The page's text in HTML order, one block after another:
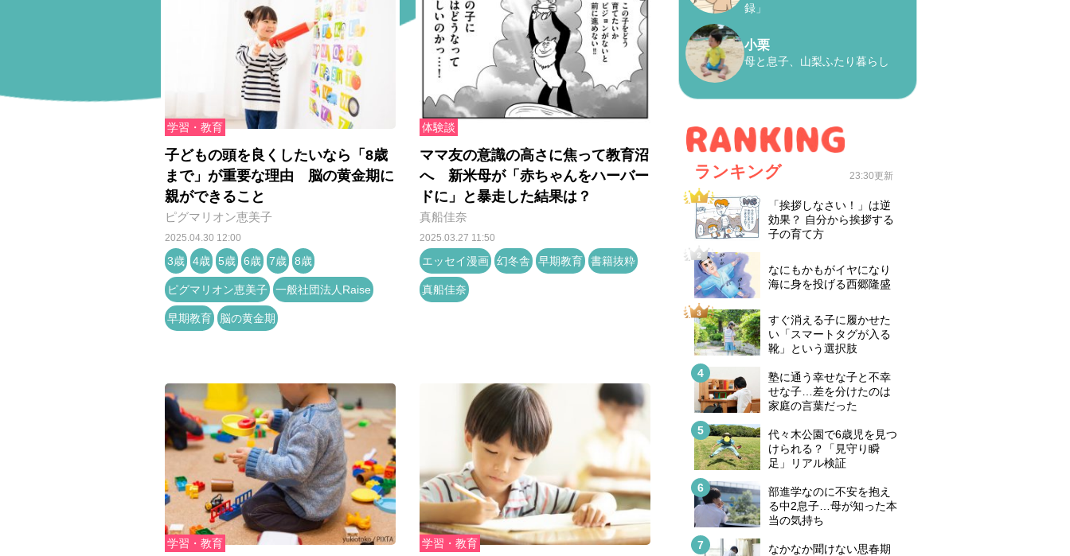
学習・教育
子どもの頭を良くしたいなら「8歳
まで」が重要な理由 脳の黄金期に
親ができること
ピグマリオン恵美子
2025.04.30 12:00
3歳 4歳 5歳 6歳 7歳 8歳
ピグマリオン恵美子 一般社団法人Raise
早期教育 脳の黄金期
体験談
ママ友の意識の高さに焦って教育沼
へ 新米母が「赤ちゃんをハーバー
ドに」と暴走した結果は？
真船佳奈
2025.03.27 11:50
エッセイ漫画 幻冬舎 早期教育 書籍抜粋
真船佳奈
学習・教育 学習・教育
録」
小栗
母と息子、山梨ふたり暮らし
ランキング 23:30更新
「挨拶しなさい！」は逆
効果？ 自分から挨拶する
子の育て方
なにもかもがイヤになり
海に身を投げる西郷隆盛
すぐ消える子に履かせた
い「スマートタグが入る
靴」という選択肢
塾に通う幸せな子と不幸
せな子…差を分けたのは
家庭の言葉だった
代々木公園で6歳児を見つ
けられる？「見守り瞬
足」リアル検証
部進学なのに不安を抱え
る中2息子…母が知った本
当の気持ち
なかなか聞けない思春期